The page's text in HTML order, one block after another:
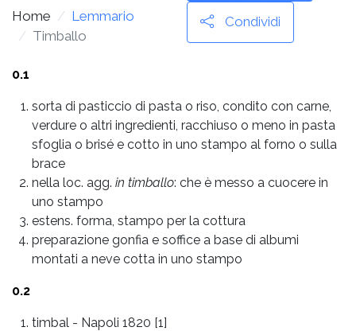
Home
Lemmario
Timballo
Condividi
0.1
sorta di pasticcio di pasta o riso, condito con carne,
verdure o altri ingredienti, racchiuso o meno in pasta
sfoglia o brisé e cotto in uno stampo al forno o sulla
brace
nella loc. agg. in timballo: che è messo a cuocere in
uno stampo
estens. forma, stampo per la cottura
preparazione gonfia e soffice a base di albumi
montati a neve cotta in uno stampo
0.2
timbal - Napoli 1820 [1]